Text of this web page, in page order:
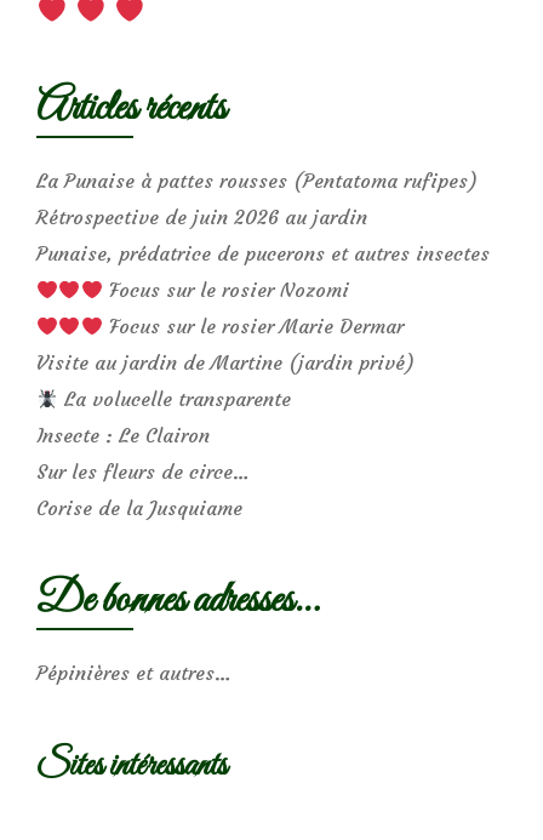
Articles récents
La Punaise à pattes rousses (Pentatoma rufipes)
Rétrospective de juin 2026 au jardin
Punaise, prédatrice de pucerons et autres insectes
Focus sur le rosier Nozomi
Focus sur le rosier Marie Dermar
Visite au jardin de Martine (jardin privé)
La volucelle transparente
Insecte : Le Clairon
Sur les fleurs de circe…
Corise de la Jusquiame
De bonnes adresses…
Pépinières et autres…
Sites intéressants